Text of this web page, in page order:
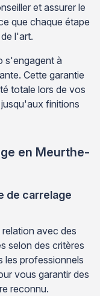
et assurer le
que chaque étape
l'art.
s'engagent à
Cette garantie
totale lors de vos
finitions
en Meurthe-
de carrelage
avec des
selon des critères
les professionnels
vous garantir des
reconnu.